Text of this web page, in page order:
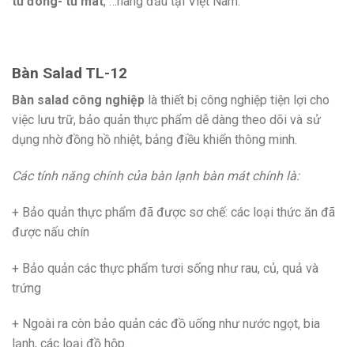
Bàn Salad TL-12
Bàn salad công nghiệp là thiết bị công nghiệp tiện lợi cho
việc lưu trữ, bảo quản thực phẩm dễ dàng theo dõi và sử
dụng nhờ đồng hồ nhiệt, bảng điều khiển thông minh.
Các tính năng chính của bàn lạnh bàn mát chính là:
+ Bảo quản thực phẩm đã được sơ chế: các loại thức ăn đã
được nấu chín
+ Bảo quản các thực phẩm tươi sống như rau, củ, quả và
trứng
+ Ngoài ra còn bảo quản các đồ uống như nước ngọt, bia
lạnh, các loại đồ hộp..